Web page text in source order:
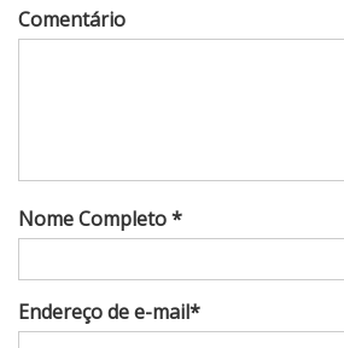
Comentário
Nome Completo *
Endereço de e-mail*